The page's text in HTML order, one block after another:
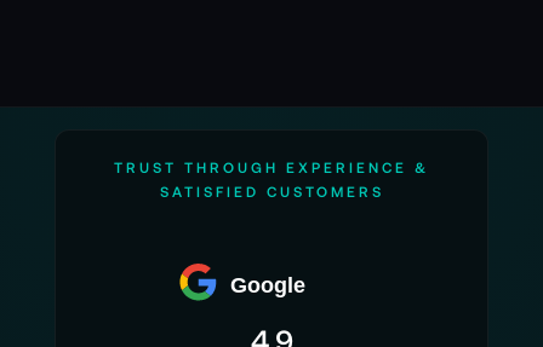
TRUST THROUGH EXPERIENCE &
SATISFIED CUSTOMERS
Google
4.9